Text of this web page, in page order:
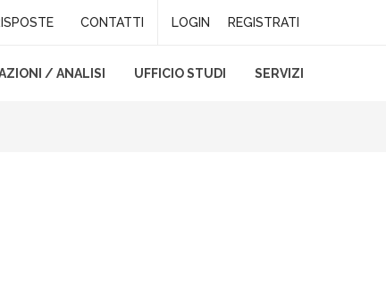
CONTATTI LOGIN REGISTRATI
/ ANALISI UFFICIO STUDI SERVIZI